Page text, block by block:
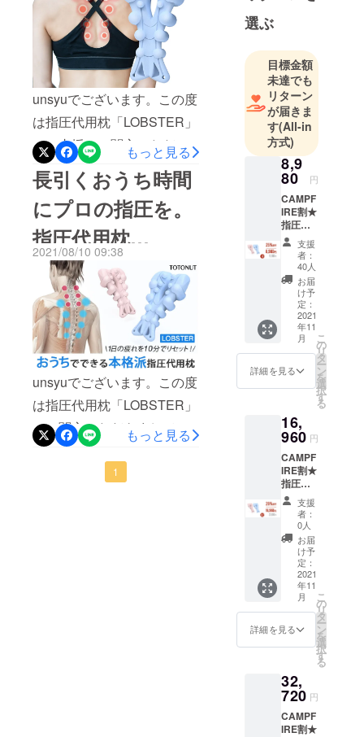
unsyuでございます。この度
は指圧代用枕「LOBSTER」
にご支援・ご関心いただき
まして、誠にありがとうご
ざいます(^^)/ご報告が遅く
なり、大変失礼いたしまし
た。本プロジェクトは多く
の皆さまのお力添えにより
目標金額200,000円を達成
し、既に400,000円を超える
ご支援を賜っております！
本当にありがとうございま
す！まだまだ始まったばか
りですが、最後まで本プロ
ジェクトをよろしくお願い
いたします☆彡
もっと見る
長引くおうち時間
にプロの指圧を。
指圧代用枕
「LOBSTER」プ
ロジェクトスター
ト！
2021/08/10 09:38
unsyuでございます。この度
は指圧代用枕「LOBSTER」
にご関心いただきまして、
誠にありがとうございます
（*^^*）また、早速のご支援
もっと見る
1
を拡大しま
した。
2018年、ク
ラウドファ
ンディング
事業にも参
入し、主に
海外から斬
新なる高品
質電子製品
入し、日本
のお客様に
紹介する。
選ぶ
目標金額
未達でも
リターン
が届きま
す(All-in
方式)
8,9
80 円
CAMPF
IRE割★
指圧代
用枕
「LOBS
TER」1
セット
【1セッ
トの内
容】 ・
指圧代
用枕 x1
・収納
袋 x1 ・
日本語
取扱説
※お届け
時期
は、生
産、配
送状況
により
遅れる
可能性
もござ
いま
す。 ※
送料込
の価格
となり
ます。
※商品の
仕様、
ては一
部変更
になる
可能性
もござ
支援
者：
40人
お届
け予
定：
2021
年11
月
詳細を見る
こ
の
リ
タ
ー
ン
を
選
択
す
る
16,
960 円
CAMPF
IRE割★
指圧代
用枕
「LOBS
TER」2
セット
【1セッ
トの内
容】 ・
指圧代
用枕 x1
・収納
袋 x1 ・
日本語
取扱説
※お届け
時期
は、生
産、配
送状況
支援
者：
0人
お届
け予
定：
2021
年11
月
詳細を見る
こ
の
リ
タ
ー
ン
を
選
択
す
る
32,
720 円
CAMPF
IRE割★